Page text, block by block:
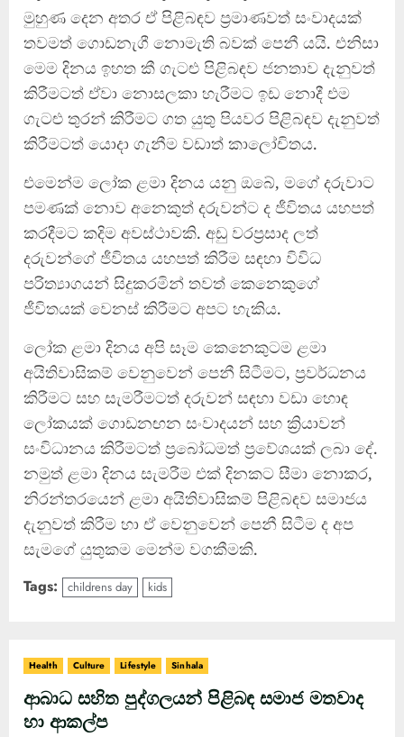
මුහුණ දෙන අතර ඒ පිළිබඳව ප්‍රමාණවත් සංවාදයක්
තවමත් ගොඩනැගී නොමැති බවක් පෙනී යයි. එනිසා
මෙම දිනය ඉහත කී ගැටළු පිළිබඳව ජනතාව දැනුවත්
කිරීමටත් ඒවා නොසලකා හැරීමට ඉඩ නොදී එම
ගැටළු තුරන් කිරීමට ගත යුතු පියවර පිළිබඳව දැනුවත්
කිරීමටත් යොදා ගැනීම වඩාත් කාලෝචිතය.
එමෙන්ම ලෝක ළමා දිනය යනු ඔබේ, මගේ දරුවාට
පමණක් නොව අනෙකුත් දරුවන්ට ද ජීවිතය යහපත්
කරදීමට කදිම අවස්ථාවකි. අඩු වරප්‍රසාද ලත්
දරුවන්ගේ ජීවිතය යහපත් කිරීම සඳහා විවිධ
පරිත්‍යාගයන් සිදුකරමින් තවත් කෙනෙකුගේ
ජීවිතයක් වෙනස් කිරීමට අපට හැකිය.
ලෝක ළමා දිනය අපි සෑම කෙනෙකුටම ළමා
අයිතිවාසිකම් වෙනුවෙන් පෙනී සිටීමට, ප්‍රවර්ධනය
කිරීමට සහ සැමරීමටත් දරුවන් සඳහා වඩා හොඳ
ලෝකයක් ගොඩනඟන සංවාදයන් සහ ක්‍රියාවන්
සංවිධානය කිරීමටත් ප්‍රබෝධමත් ප්‍රවේශයක් ලබා දේ.
නමුත් ළමා දිනය සැමරීම එක් දිනකට සීමා නොකර,
නිරන්තරයෙන් ළමා අයිතිවාසිකම් පිළිබඳව සමාජය
දැනුවත් කිරීම හා ඒ වෙනුවෙන් පෙනී සිටීම ද අප
සැමගේ යුතුකම මෙන්ම වගකීමකි.
Tags: childrens day kids
Health Culture Lifestyle Sinhala
ආබාධ සහිත පුද්ගලයන් පිළිබඳ සමාජ මතවාද
හා ආකල්ප